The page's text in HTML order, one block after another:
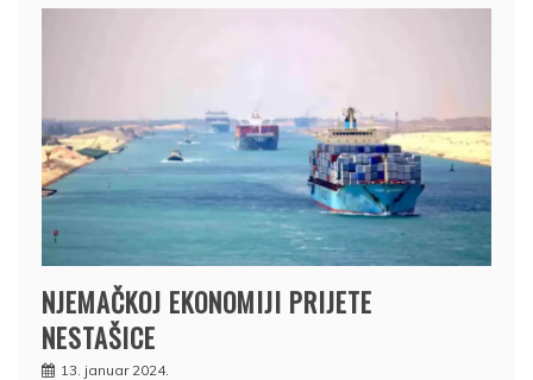
NJEMAČKOJ EKONOMIJI PRIJETE
NESTAŠICE
13. januar 2024.